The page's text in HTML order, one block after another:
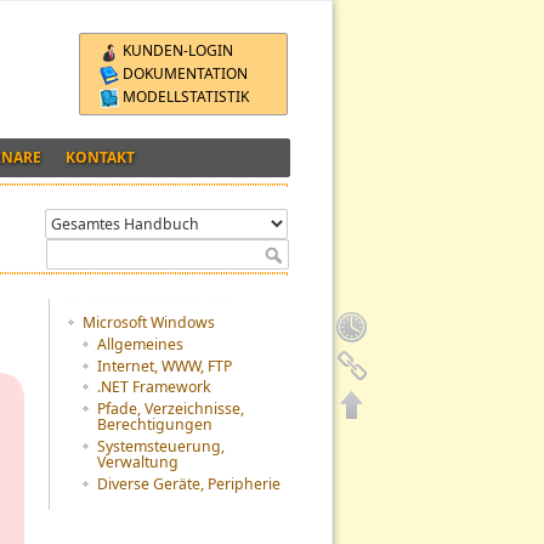
KUNDEN-LOGIN
DOKUMENTATION
MODELLSTATISTIK
KONTAKT
Microsoft Windows
Allgemeines
Internet, WWW, FTP
.NET Framework
Pfade, Verzeichnisse,
Berechtigungen
Systemsteuerung,
Verwaltung
Diverse Geräte, Peripherie